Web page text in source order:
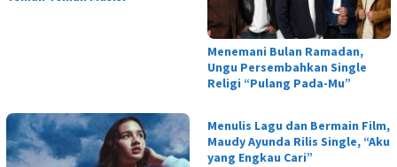
Menemani Bulan Ramadan,
Ungu Persembahkan Single
Religi “Pulang Pada-Mu”
Menulis Lagu dan Bermain Film,
Maudy Ayunda Rilis Single, “Aku
yang Engkau Cari”